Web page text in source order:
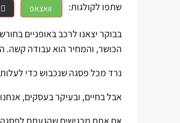
שתפו לקולגות: וואצאפ
בבוקר יצאנו לרכב באופניים
הכושר, והמחיר הוא עבודה קשה.
נרד מכל פסגה שנכבוש כדי
אבל בחיים, ובעיקר בעסקים,